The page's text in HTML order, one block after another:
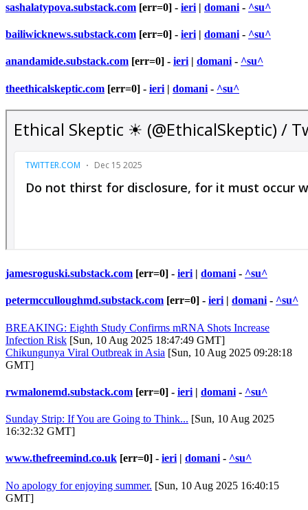
sashalatypova.substack.com [err=0] - ieri | domani - ^su^
bailiwicknews.substack.com [err=0] - ieri | domani - ^su^
anandamide.substack.com [err=0] - ieri | domani - ^su^
theethicalskeptic.com [err=0] - ieri | domani - ^su^
jamesroguski.substack.com [err=0] - ieri | domani - ^su^
petermcculloughmd.substack.com [err=0] - ieri | domani - ^su^
BREAKING: Eighth Study Confirms mRNA Shots Increase
Infection Risk [Sun, 10 Aug 2025 18:47:49 GMT]
Chikungunya Viral Outbreak in Asia [Sun, 10 Aug 2025 09:28:18
GMT]
rwmalonemd.substack.com [err=0] - ieri | domani - ^su^
Sunday Strip: If You are Going to Think... [Sun, 10 Aug 2025
16:32:32 GMT]
www.thefreemind.co.uk [err=0] - ieri | domani - ^su^
No apology for enjoying summer. [Sun, 10 Aug 2025 16:40:15
GMT]